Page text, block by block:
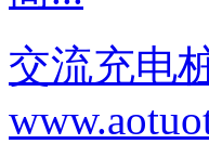
交流充电